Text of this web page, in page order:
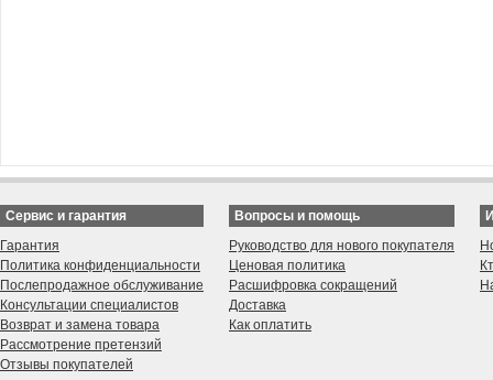
Сервис и гарантия
Гарантия
Политика конфиденциальности
Послепродажное обслуживание
Консультации специалистов
Возврат и замена товара
Рассмотрение претензий
Отзывы покупателей
Вопросы и помощь
Руководство для нового покупателя
Ценовая политика
Расшифровка сокращений
Доставка
Как оплатить